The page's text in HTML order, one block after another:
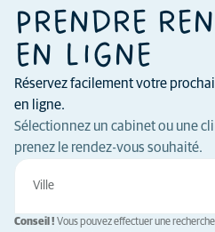
PRENDRE
EN LIGNE
Réservez facilement votre
en ligne.
Sélectionnez un cabinet ou une
prenez le rendez-vous souhaité.
Conseil ! Vous pouvez effectuer une